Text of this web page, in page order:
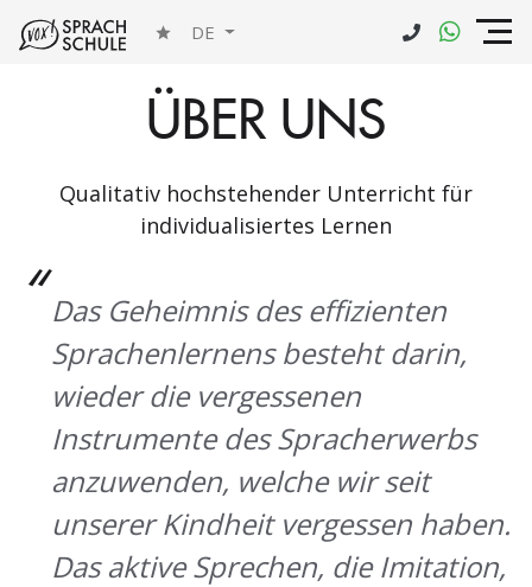
DE
ÜBER UNS
Qualitativ hochstehender Unterricht für
individualisiertes Lernen
Das Geheimnis des effizienten
Sprachenlernens besteht darin,
wieder die vergessenen
Instrumente des Spracherwerbs
anzuwenden, welche wir seit
unserer Kindheit vergessen haben.
Das aktive Sprechen, die Imitation,